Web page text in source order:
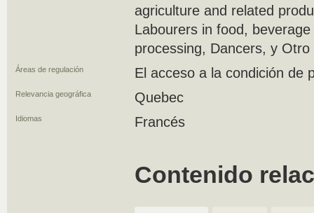
agriculture and related
Labourers in food,
processing, Dancers, y Otro
Áreas de regulación El acceso a la condición de
Relevancia geográfica Quebec
Idiomas Francés
Contenido